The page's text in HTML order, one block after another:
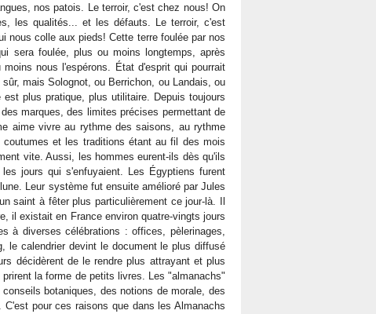
nos patois. Le terroir, c'est chez nous! On
les qualités... et les défauts. Le terroir, c'est
nous colle aux pieds! Cette terre foulée par nos
sera foulée, plus ou moins longtemps, après
nous l'espérons. État d'esprit qui pourrait
mais Solognot, ou Berrichon, ou Landais, ou
plus pratique, plus utilitaire. Depuis toujours
marques, des limites précises permettant de
aime vivre au rythme des saisons, au rythme
et les traditions étant au fil des mois
vite. Aussi, les hommes eurent-ils dès qu'ils
jours qui s'enfuyaient. Les Égyptiens furent
Leur système fut ensuite amélioré par Jules
saint à fêter plus particulièrement ce jour-là. Il
il existait en France environ quatre-vingts jours
à diverses célébrations : offices, pèlerinages,
le calendrier devint le document le plus diffusé
décidèrent de le rendre plus attrayant et plus
la forme de petits livres. Les "almanachs"
botaniques, des notions de morale, des
pour ces raisons que dans les Almanachs